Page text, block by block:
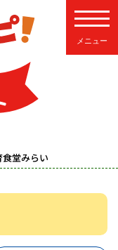
堂みらい